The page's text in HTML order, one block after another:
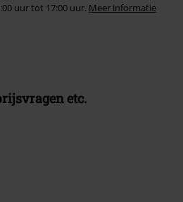
uur tot 17:00 uur. Meer informatie
etc.